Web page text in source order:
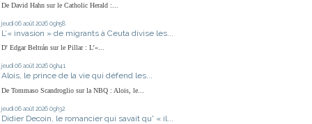
De David Hahn sur le Catholic Herald :...
jeudi 06 août 2026 09h58
L’« invasion » de migrants à Ceuta divise les...
D' Edgar Beltrán sur le Pillar : L’«...
jeudi 06 août 2026 09h41
Alois, le prince de la vie qui défend les...
De Tommaso Scandroglio sur la NBQ : Alois, le...
jeudi 06 août 2026 09h32
Didier Decoin, le romancier qui savait qu' « il...